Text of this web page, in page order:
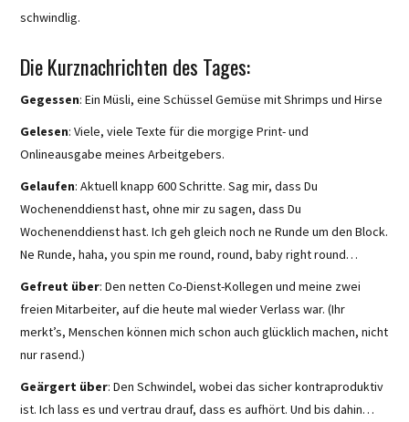
schwindlig.
Die Kurznachrichten des Tages:
Gegessen: Ein Müsli, eine Schüssel Gemüse mit Shrimps und Hirse
Gelesen: Viele, viele Texte für die morgige Print- und
Onlineausgabe meines Arbeitgebers.
Gelaufen: Aktuell knapp 600 Schritte. Sag mir, dass Du
Wochenenddienst hast, ohne mir zu sagen, dass Du
Wochenenddienst hast. Ich geh gleich noch ne Runde um den Block.
Ne Runde, haha, you spin me round, round, baby right round…
Gefreut über: Den netten Co-Dienst-Kollegen und meine zwei
freien Mitarbeiter, auf die heute mal wieder Verlass war. (Ihr
merkt’s, Menschen können mich schon auch glücklich machen, nicht
nur rasend.)
Geärgert über: Den Schwindel, wobei das sicher kontraproduktiv
ist. Ich lass es und vertrau drauf, dass es aufhört. Und bis dahin…